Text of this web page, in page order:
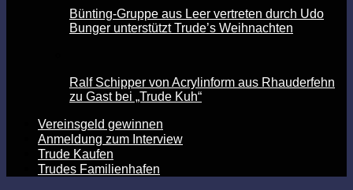
Bünting-Gruppe aus Leer vertreten durch Udo
Bunger unterstützt Trude’s Weihnachten
Ralf Schipper von Acrylinform aus Rhauderfehn
zu Gast bei „Trude Kuh“
Vereinsgeld gewinnen
Anmeldung zum Interview
Trude Kaufen
Trudes Familienhafen